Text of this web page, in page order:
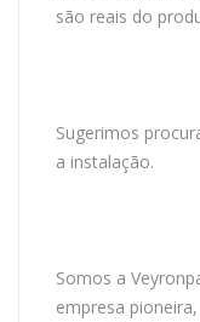
são reais do
Sugerimos
a instalação.
Somos a
empresa